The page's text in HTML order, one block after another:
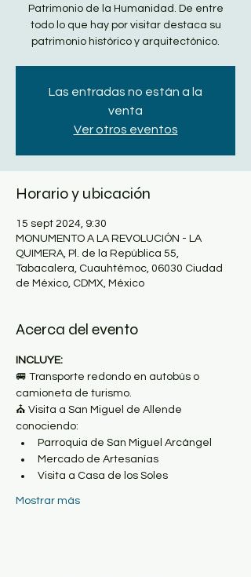
Patrimonio de la Humanidad. De entre
todo lo que hay por visitar destaca su
patrimonio histórico y arquitectónico.
Las entradas no están a la
venta
Ver otros eventos
Horario y ubicación
15 sept 2024, 9:30
MONUMENTO A LA REVOLUCIÓN - LA
QUIMERA, Pl. de la República 55,
Tabacalera, Cuauhtémoc, 06030 Ciudad
de México, CDMX, México
Acerca del evento
INCLUYE:
🚐 Transporte redondo en autobús o
camioneta de turismo.
⛪️ Visita a San Miguel de Allende
conociendo:
Parroquia de San Miguel Arcángel
Mercado de Artesanías
Visita a Casa de los Soles
Mostrar más